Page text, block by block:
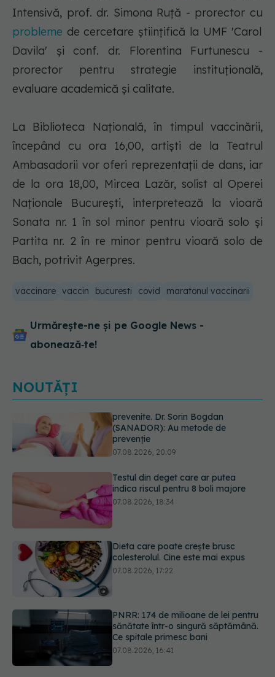
Intensivă, prof. dr. Simona Ruţă - prorector cu
probleme de cercetare ştiinţifică la UMF 'Carol
Davila' şi conf. dr. Florentina Furtunescu -
prorector pentru strategie instituţională,
evaluare academică şi calitate.
La Biblioteca Naţională, în timpul vaccinării,
începând cu ora 16,00, artişti de la Teatrul
Ambasadorii vor oferi reprezentaţii de dans, iar
de la ora 18,00, Mircea Lazăr, solist al Operei
Naţionale Bucureşti, interpretează la vioară
Sonata nr. 1 în sol minor pentru vioară solo şi
Partita nr. 2 în re minor pentru vioară solo de
Bach, potrivit Agerpres.
vaccinare vaccin bucuresti covid maratonul vaccinarii
Urmărește-ne și pe Google News -
abonează‑te!
NOUTĂȚI
Testul din deget care ar putea
indica riscul pentru 8 boli majore
07.08.2026, 18:34
Dieta care poate crește brusc
PNRR: 174 de milioane de lei pentru
Cât durează simptomele
menopauzei?